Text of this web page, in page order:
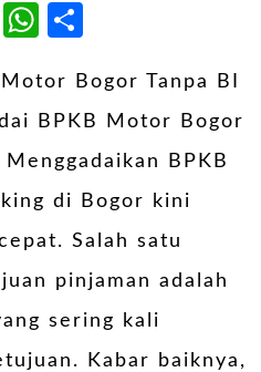
LinkedIn
WhatsApp
Bogor Tanpa BI
BPKB Motor Bogor
BPKB
di Bogor kini
Salah satu
pinjaman adalah
sering kali
Kabar baiknya,